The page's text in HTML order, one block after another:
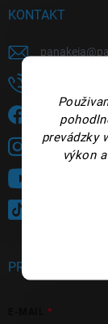
prevádzky
výkon
KONTAKT
panakeia@
Sledujete
panakeia.sk
Sledujte nás
PRIHLÁSENIE